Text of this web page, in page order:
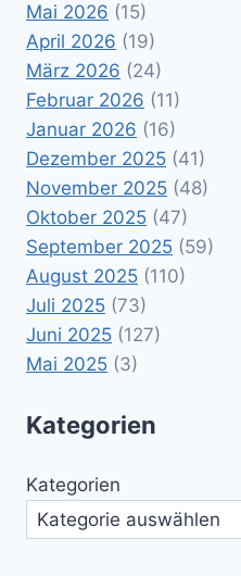
Mai 2026 (15)
April 2026 (19)
März 2026 (24)
Februar 2026 (11)
Januar 2026 (16)
Dezember 2025 (41)
November 2025 (48)
Oktober 2025 (47)
September 2025 (59)
August 2025 (110)
Juli 2025 (73)
Juni 2025 (127)
Mai 2025 (3)
Kategorien
Kategorien